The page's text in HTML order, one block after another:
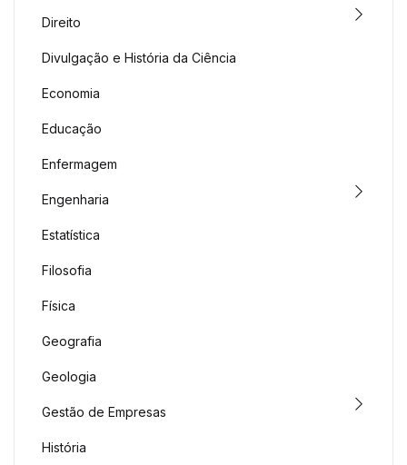
Direito
Divulgação e História da Ciência
Economia
Educação
Enfermagem
Engenharia
Estatística
Filosofia
Física
Geografia
Geologia
Gestão de Empresas
História